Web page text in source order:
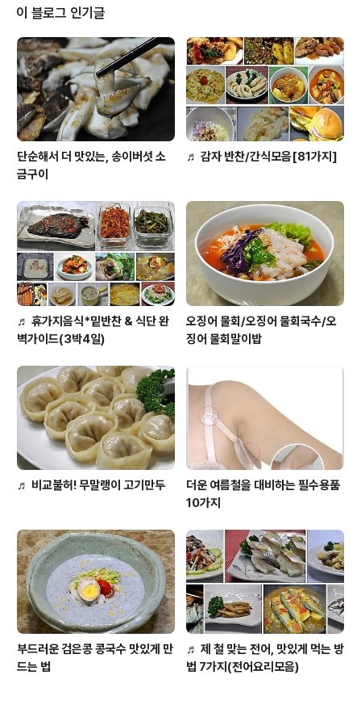
럼 뭐가 먹고 싶은데? 하니.. 예전에 자주 만들어 주던 참치
샌드위치가 먹고 싶다네요~-,,- ㅎㅎ 알겠다.하고... 휴일의
브런치 메뉴로..참치 샌드위치를 만들었답니다. 오늘 올리
는 참치 샌드위치는 예전 메뉴와는 조금 차별화(?)를 두려
고, 키위를 첨가하여 촉촉한 샌드위치를 만들었답니다. 일..
이 블로그 인기글
단순해서 더 맛있는, 송이버섯 소
금구이
♬ 감자 반찬/간식모음[81가지]
♬ 휴가지음식*밑반찬 & 식단 완
벽가이드(3박4일)
오징어 물회/오징어 물회국수/오
징어 물회말이밥
♬ 비교불허! 무말랭이 고기만두
더운 여름철을 대비하는 필수용품
10가지
부드러운 검은콩 콩국수 맛있게 만
드는 법
♬ 제 철 맞는 전어, 맛있게 먹는 방
법 7가지(전어요리모음)